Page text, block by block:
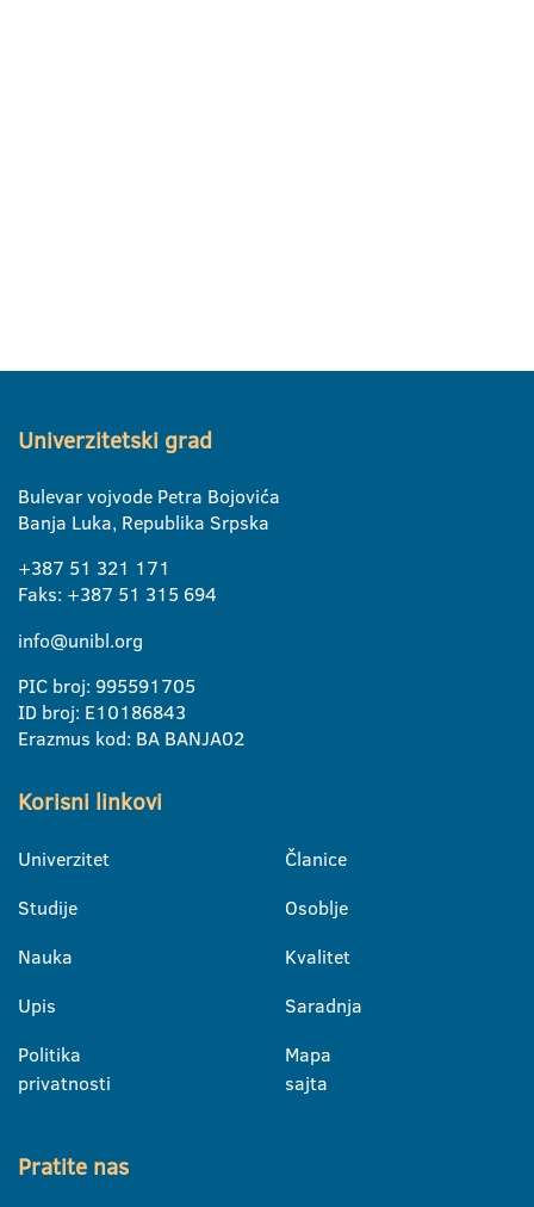
Univerzitetski grad
Bulevar vojvode Petra Bojovića
Banja Luka, Republika Srpska
+387 51 321 171
Faks: +387 51 315 694
info@unibl.org
PIC broj: 995591705
ID broj: E10186843
Erazmus kod: BA BANJA02
Korisni linkovi
Univerzitet
Studije
Nauka
Upis
Politika
privatnosti
Članice
Osoblje
Kvalitet
Saradnja
Mapa
sajta
Pratite nas